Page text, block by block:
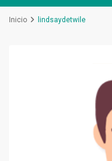
Inicio lindsaydetwile